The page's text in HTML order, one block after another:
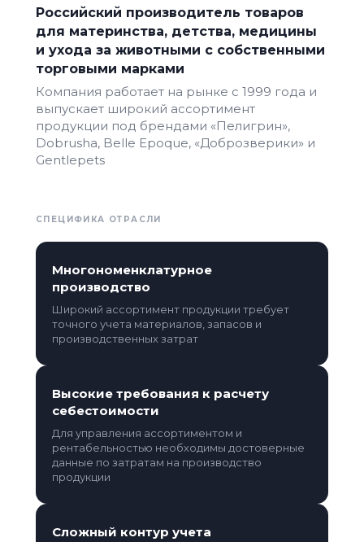
Российский производитель товаров
для материнства, детства, медицины
и ухода за животными с собственными
торговыми марками
Компания работает на рынке с 1999 года и
выпускает широкий ассортимент
продукции под брендами «Пелигрин»,
Dobrusha, Belle Epoque, «Доброзверики» и
Gentlepets
СПЕЦИФИКА ОТРАСЛИ
Многономенклатурное
производство
Широкий ассортимент продукции требует
точного учета материалов, запасов и
производственных затрат
Высокие требования к расчету
себестоимости
Для управления ассортиментом и
рентабельностью необходимы достоверные
данные по затратам на производство
продукции
Сложный контур учета